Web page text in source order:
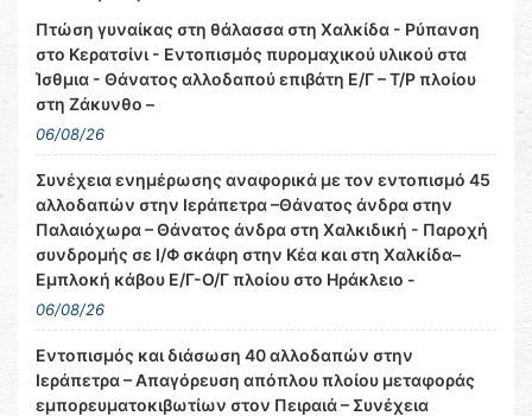
Πτώση γυναίκας στη θάλασσα στη Χαλκίδα - Ρύπανση
στο Κερατσίνι - Εντοπισμός πυρομαχικού υλικού στα
Ίσθμια - Θάνατος αλλοδαπού επιβάτη Ε/Γ – Τ/Ρ πλοίου
στη Ζάκυνθο –
06/08/26
Συνέχεια ενημέρωσης αναφορικά με τον εντοπισμό 45
αλλοδαπών στην Ιεράπετρα –Θάνατος άνδρα στην
Παλαιόχωρα – Θάνατος άνδρα στη Χαλκιδική - Παροχή
συνδρομής σε Ι/Φ σκάφη στην Κέα και στη Χαλκίδα–
Εμπλοκή κάβου Ε/Γ-Ο/Γ πλοίου στο Ηράκλειο -
06/08/26
Εντοπισμός και διάσωση 40 αλλοδαπών στην
Ιεράπετρα – Απαγόρευση απόπλου πλοίου μεταφοράς
εμπορευματοκιβωτίων στον Πειραιά – Συνέχεια